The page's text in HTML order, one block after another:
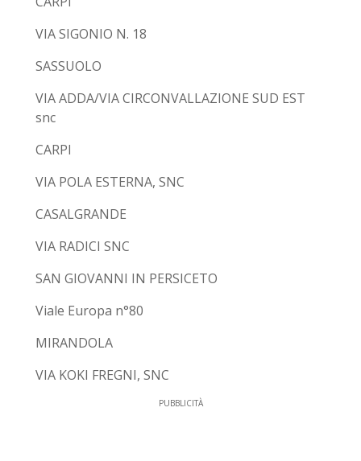
VIA SIGONIO N. 18
SASSUOLO
VIA ADDA/VIA CIRCONVALLAZIONE SUD EST
snc
CARPI
VIA POLA ESTERNA, SNC
CASALGRANDE
VIA RADICI SNC
SAN GIOVANNI IN PERSICETO
Viale Europa n°80
MIRANDOLA
VIA KOKI FREGNI, SNC
PUBBLICITÀ